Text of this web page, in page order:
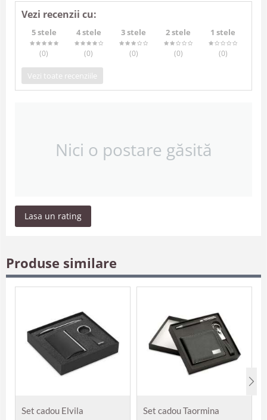
Vezi recenzii cu:
5 stele
(0)
4 stele
(0)
3 stele
(0)
2 stele
(0)
1 stele
(0)
Vezi toate recenziile
Nici o postare găsită
Lasa un rating
Produse similare
Set cadou Elvila Set cadou Taormina